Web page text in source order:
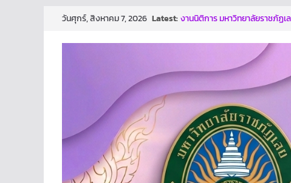
content
วันศุกร์, สิงหาคม 7, 2026 Latest:งานนิติการ มหาวิทยาลัยราชภัฏ
ผลการประกวดผลงาน/นวัตกรร
ก้าวสู่การเป็นองค์กรปลอดทุจริ
นี้ คงมีส่วนช่วยให้ทุกท่านตระหนั
ทันเจตนา เเละหยุดการกระทำที่ทุ
โครงการเสริมสร้างธรรมาภิบาล
ปีงบประมาณ พ.ศ. 2569
งานนิติการ สำนักงานอธิการบดี
อบรม เรื่อง หลักเกณฑ์การประ
and Transparency
ม.ราชภัฏเลย ประกาศนโยบายไม่